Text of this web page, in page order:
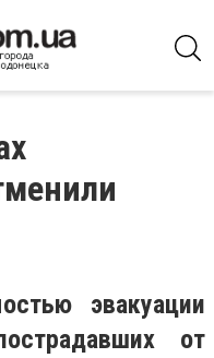
эвакуации
от